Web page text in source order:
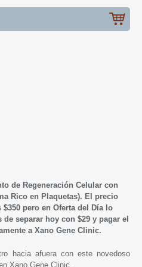
de Regeneración Celular con
Rico en Plaquetas). El precio
$350 pero en Oferta del Día lo
separar hoy con $29 y pagar el
a Xano Gene Clinic.
hacia afuera con este novedoso
Xano Gene Clinic.